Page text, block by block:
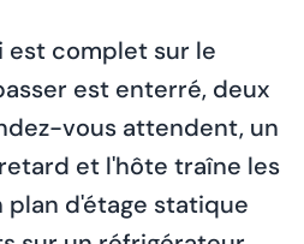
est complet sur le
est enterré, deux
vous attendent, un
et l'hôte traîne les
plan d'étage statique